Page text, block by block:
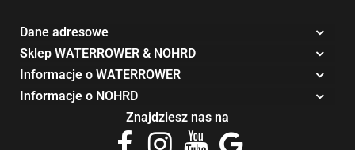
Dane adresowe
Sklep WATERROWER & NOHRD
Informacje o WATERROWER
Informacje o NOHRD
Znajdziesz nas na